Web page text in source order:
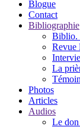
Blogue
Contact
Bibliographie
Biblio.
Revue
La
Photos
Articles
Audios
Le